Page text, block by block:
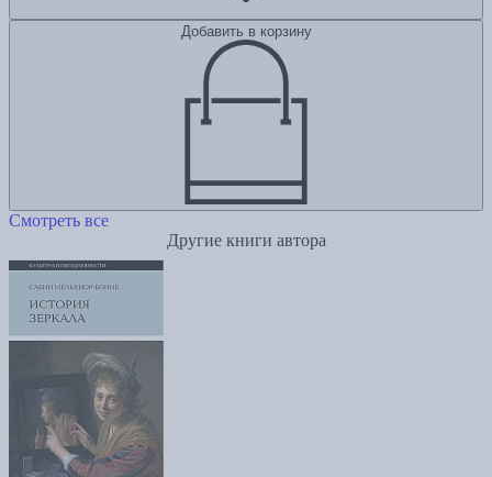
Добавить в корзину
Смотреть все
Другие книги автора